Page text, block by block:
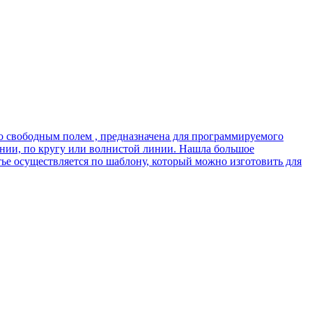
полем , предназначена для программируемого
по кругу или волнистой линии. Нашла большое
осуществляется по шаблону, который можно изготовить для